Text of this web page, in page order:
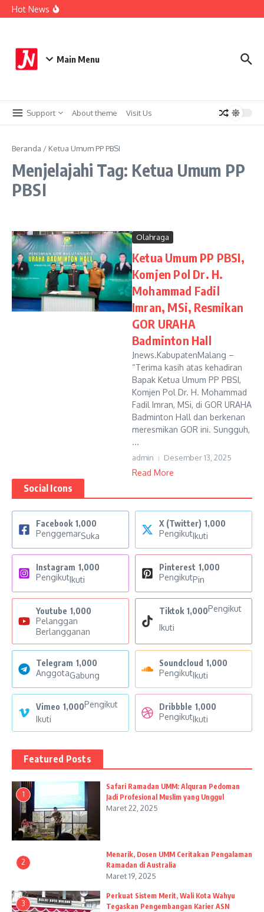
Lewati ke konten
Hot News
Main Menu
Support About theme Visit Us
Beranda / Ketua Umum PP PBSI
Menjelajahi Tag: Ketua Umum PP
PBSI
Olahraga
Ketua Umum PP PBSI,
Komjen Pol Dr. H.
Mohammad Fadil
Imran, MSi, Resmikan
GOR URAHA
Badminton Hall
Jnews.KabupatenMalang –
“Terima kasih atas kehadiran
Bapak Ketua Umum PP PBSI,
Komjen Pol Dr. H. Mohammad
Fadil Imran, MSi, di GOR URAHA
Badminton Hall dan berkenan
meresmikan GOR ini. Sungguh,
...
admin Desember 13, 2025
Read More
Social Icons
Facebook 1,000
PenggemarSuka
X (Twitter) 1,000
PengikutIkuti
Instagram 1,000
PengikutIkuti
Pinterest 1,000
PengikutPin
Youtube 1,000
Pelanggan
Berlangganan
Tiktok 1,000Pengikut
Ikuti
Telegram 1,000
AnggotaGabung
Soundcloud 1,000
PengikutIkuti
Vimeo 1,000Pengikut
Ikuti
Dribbble 1,000
PengikutIkuti
Featured Posts
1
Safari Ramadan UMM: Alquran Pedoman
Jadi Profesional Muslim yang Unggul
Maret 22, 2025
2
Menarik, Dosen UMM Ceritakan Pengalaman
Ramadan di Australia
Maret 19, 2025
3
Perkuat Sistem Merit, Wali Kota Wahyu
Tegaskan Pengembangan Karier ASN